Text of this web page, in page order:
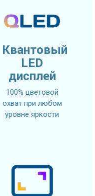
Квантовый
LED
дисплей
100% цветовой
охват при любом
уровне яркости